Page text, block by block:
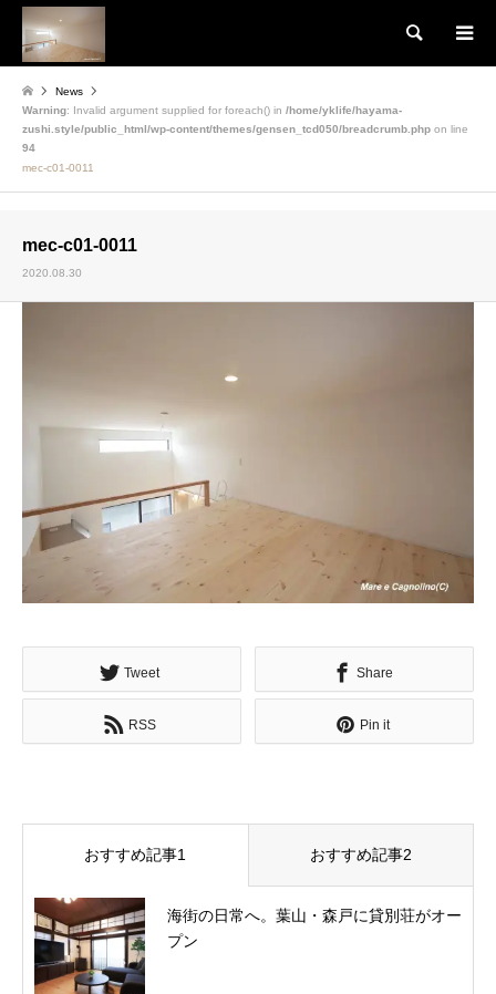
検索
News
Warning: Invalid argument supplied for foreach() in /home/yklife/hayama-
zushi.style/public_html/wp-content/themes/gensen_tcd050/breadcrumb.php on line
94
mec-c01-0011
mec-c01-0011
2020.08.30
Tweet Share
RSS Pin it
おすすめ記事1 おすすめ記事2
海街の日常へ。葉山・森戸に貸別荘がオー
プン